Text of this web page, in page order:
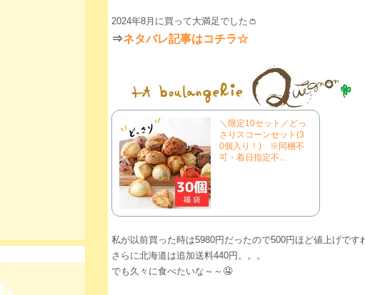
2024年8月に買って大満足でした👛
⇒ネタバレ記事はコチラ☆
＼限定10セット／どっ
さりスコーンセット(3
0個入り！) ※同梱不
可・着日指定不...
私が以前買った時は5980円だったので500円ほど値上げです
さらに北海道は追加送料440円。。。
でも久々に食べたいな～～🤤